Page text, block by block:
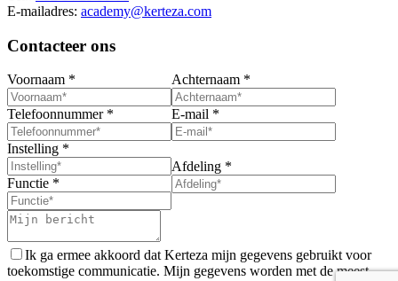
E-mailadres: academy@kerteza.com
Contacteer ons
Voornaam * Achternaam *
Telefoonnummer * E-mail *
Instelling *
Functie *
Afdeling *
Ik ga ermee akkoord dat Kerteza mijn gegevens gebruikt voor
toekomstige communicatie. Mijn gegevens worden met de meest